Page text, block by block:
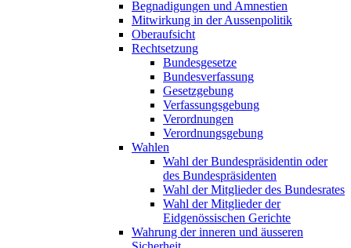
Begnadigungen und Amnestien
Mitwirkung in der Aussenpolitik
Oberaufsicht
Rechtsetzung
Bundesgesetze
Bundesverfassung
Gesetzgebung
Verfassungsgebung
Verordnungen
Verordnungsgebung
Wahlen
Wahl der Bundespräsidentin oder
des Bundespräsidenten
Wahl der Mitglieder des Bundesrates
Wahl der Mitglieder der
Eidgenössischen Gerichte
Wahrung der inneren und äusseren